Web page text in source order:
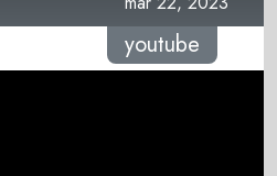
youtube